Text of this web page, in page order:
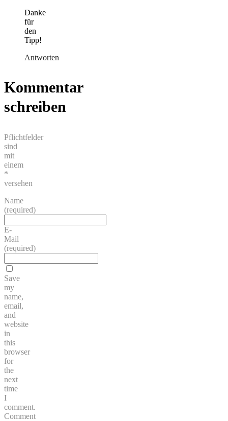
Danke
für
den
Tipp!
Antworten
Kommentar
schreiben
Pflichtfelder
sind
mit
einem
*
versehen
Name
(required)
E-
Mail
(required)
Save
my
name,
email,
and
website
in
this
browser
for
the
next
time
I
comment.
Comment